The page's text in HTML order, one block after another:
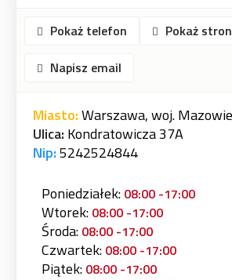
Pokaż telefon
Pokaż
Napisz email
Miasto:Warszawa, woj.
Ulica: Kondratowicza 37A
Nip:5242524844
Poniedziałek: 08:00 -17:00
Wtorek: 08:00 -17:00
Środa: 08:00 -17:00
Czwartek: 08:00 -17:00
Piątek: 08:00 -17:00